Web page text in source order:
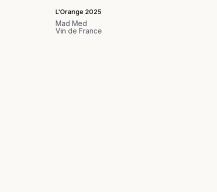
L'Orange 2025
Mad Med
Vin de France